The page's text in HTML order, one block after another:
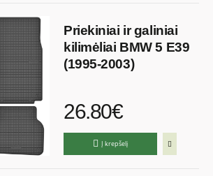
Priekiniai ir galiniai
kilimėliai BMW 5 E39
(1995-2003)
26.80€
Į krepšelį